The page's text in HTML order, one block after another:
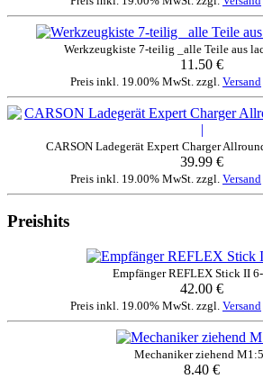
Werkzeugkiste 7-teilig _alle Teile aus
11.50 €
Preis inkl. 19.00% MwSt. zzgl. Versand
CARSON Ladegerät Expert Charger
39.99 €
Preis inkl. 19.00% MwSt. zzgl. Versand
Preishits
Empfänger REFLEX Stick II
42.00 €
Preis inkl. 19.00% MwSt. zzgl. Versand
Mechaniker ziehend
8.40 €